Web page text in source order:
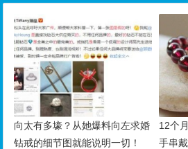
向太有多壕？从她爆料向左求婚
钻戒的细节图就能说明一切！
12个
手串